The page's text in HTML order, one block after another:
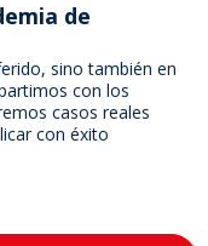
de
sino también en
con los
casos reales
con éxito